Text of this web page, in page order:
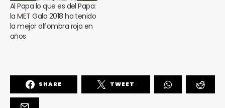
Al Papa lo que es del Papa:
la MET Gala 2018 ha tenido
la mejor alfombra roja en
años
SHARE TWEET